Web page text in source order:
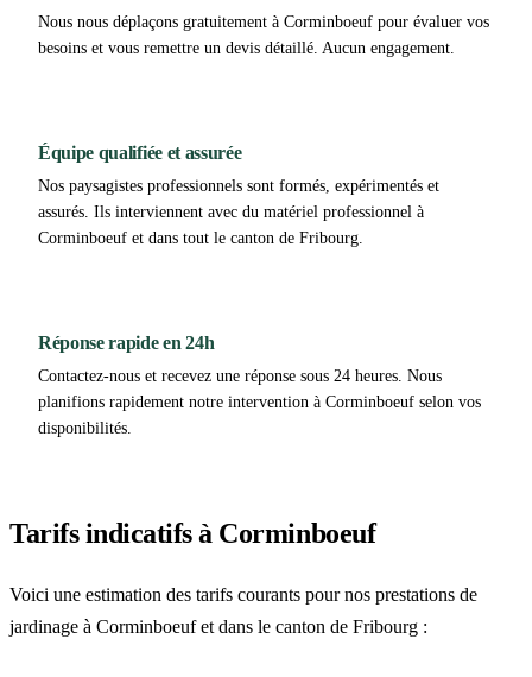
Nous nous déplaçons gratuitement à Corminboeuf pour évaluer vos
besoins et vous remettre un devis détaillé. Aucun engagement.
Équipe qualifiée et assurée
Nos paysagistes professionnels sont formés, expérimentés et
assurés. Ils interviennent avec du matériel professionnel à
Corminboeuf et dans tout le canton de Fribourg.
Réponse rapide en 24h
Contactez-nous et recevez une réponse sous 24 heures. Nous
planifions rapidement notre intervention à Corminboeuf selon vos
disponibilités.
Tarifs indicatifs à Corminboeuf
Voici une estimation des tarifs courants pour nos prestations de
jardinage à Corminboeuf et dans le canton de Fribourg :